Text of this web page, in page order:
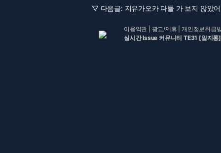
▽ 다음글: 지유가오카 다들 가 보지 않았
이용약관 광고/제휴 |개인정보취급
실시간 Issue 커뮤니티 TE31 [알지